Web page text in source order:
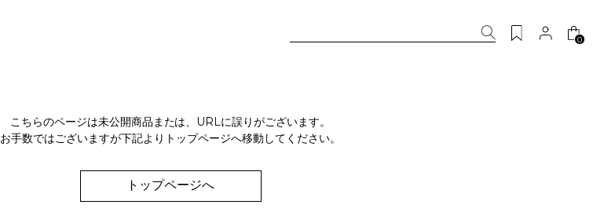
0
こちらのページは未公開商品または、URLに誤りがございます。
お手数ではございますが下記よりトップページへ移動してください。
トップページへ